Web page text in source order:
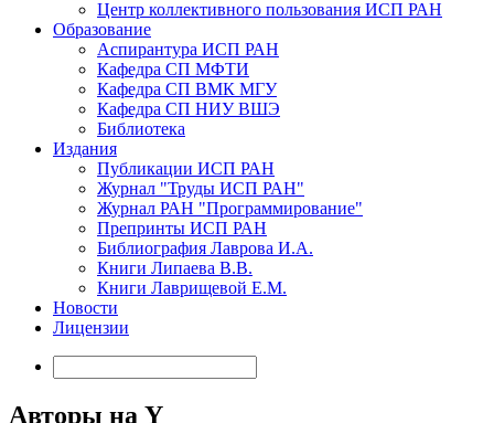
Центр коллективного пользования ИСП РАН
Образование
Аспирантура ИСП РАН
Кафедра СП МФТИ
Кафедра СП ВМК МГУ
Кафедра СП НИУ ВШЭ
Библиотека
Издания
Публикации ИСП РАН
Журнал "Труды ИСП РАН"
Журнал РАН "Программирование"
Препринты ИСП РАН
Библиография Лаврова И.А.
Книги Липаева В.В.
Книги Лаврищевой Е.М.
Новости
Лицензии
Авторы на Y